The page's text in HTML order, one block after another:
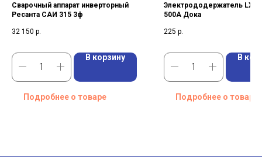
Сварочный аппарат инверторный
Ресанта САИ 315 3ф
32 150 р.
В корзину
Подробнее о товаре
Электрододержатель
500A Дока
225 р.
В
Подробнее о товаре